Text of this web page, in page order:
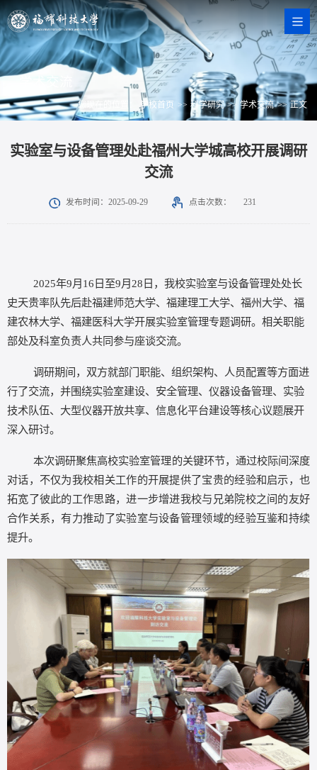
您现在的位置： 学校首页 >> 科学研究 >> 学术交流 >> 正文
实验室与设备管理处赴福州大学城高校开展调研
交流
发布时间：2025-09-29 点击次数： 231
2025年9月16日至9月28日，我校实验室与设备管理处处长
史天贵率队先后赴福建师范大学、福建理工大学、福州大学、福
建农林大学、福建医科大学开展实验室管理专题调研。相关职能
部处及科室负责人共同参与座谈交流。
调研期间，双方就部门职能、组织架构、人员配置等方面进
行了交流，并围绕实验室建设、安全管理、仪器设备管理、实验
技术队伍、大型仪器开放共享、信息化平台建设等核心议题展开
深入研讨。
本次调研聚焦高校实验室管理的关键环节，通过校际间深度
对话，不仅为我校相关工作的开展提供了宝贵的经验和启示，也
拓宽了彼此的工作思路，进一步增进我校与兄弟院校之间的友好
合作关系，有力推动了实验室与设备管理领域的经验互鉴和持续
提升。